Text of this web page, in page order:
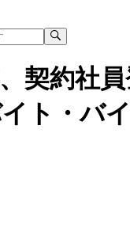
契約社員
ト・バ